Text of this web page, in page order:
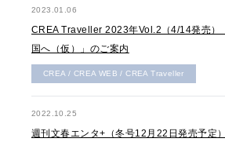
2023.01.06
CREA Traveller 2023年Vol.2（4/14発売）
国へ（仮）」のご案内
CREA / CREA WEB / CREA Traveller
2022.10.25
週刊文春エンタ+（冬号12月22日発売予定